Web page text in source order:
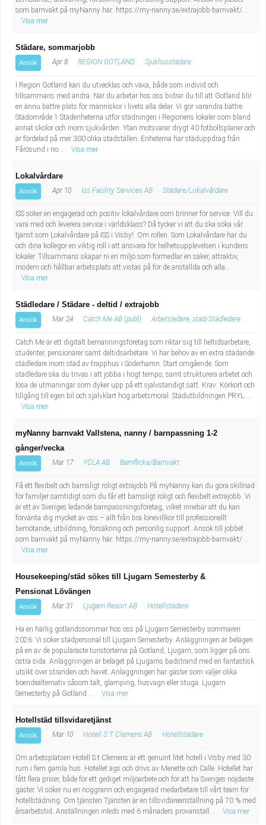
som barnvakt på myNanny här: https://my-nanny.se/extrajobb-barnvakt/...
Visa mer
Städare, sommarjobb
Ansök Apr 8 REGION GOTLAND Sjukhusstädare
I Region Gotland kan du utvecklas och växa, både som individ och
tillsammans med andra. När du arbetar hos oss bidrar du till att Gotland blir
en ännu bättre plats för människor i livets alla delar. Vi gör varandra bättre.
Städområde 1 Städenheterna utför städningen i Regionens lokaler som bland
annat skolor och inom sjukvården. Ytan motsvarar drygt 40 fotbollsplaner och
är fördelad på mer 300 olika städställen. Enheterna har städuppdrag från
Fårösund i no...
Visa mer
Lokalvårdare
Ansök Apr 10 Iss Facility Services AB Städare/Lokalvårdare
ISS söker en engagerad och positiv lokalvårdare som brinner för service. Vill du
vara med och leverera service i världsklass? Då tycker vi att du ska söka vår
tjänst som Lokalvårdare på ISS i Visby! Om rollen Som Lokalvårdare har du
och dina kollegor en viktig roll i att ansvara för helhetsupplevelsen i kundens
lokaler. Tillsammans skapar ni en miljö som förmedlar en säker, attraktiv,
modern och hållbar arbetsplats att vistas på för de anställda och alla...
Visa mer
Städledare / Städare - deltid / extrajobb
Ansök Mar 24 Catch Me AB (publ) Arbetsledare, städ/Städledare
Catch Me är ett digitalt bemanningsföretag som riktar sig till heltidsarbetare,
studenter, pensionärer samt deltidsarbetare. Vi har behov av en extra städande
städledare inom städ av trapphus i Söderhamn. Start omgående. Som
städledare ska du trivas i att jobba i högt tempo, samt strukturera arbetet och
lösa de utmaningar som dyker upp på ett självständigt sätt. Krav: Körkort och
tillgång till egen bil och självklart hög arbetsmoral. Städutbildningen PRYL ...
Visa mer
myNanny barnvakt Vallstena, nanny / barnpassning 1-2
gånger/vecka
Ansök Mar 17 YCLA AB Barnflicka/Barnvakt
Få ett flexibelt och barnsligt roligt extrajobb På myNanny kan du göra skillnad
för familjer samtidigt som du får ett barnsligt roligt och flexibelt extrajobb. Vi
är ett av Sveriges ledande barnpassningsföretag, vilket innebär att du kan
förvänta dig mycket av oss – allt från bra lönevillkor till professionellt
bemötande, utbildning, försäkring och personlig support. Ansök till jobbet
som barnvakt på myNanny här: https://my-nanny.se/extrajobb-barnvakt/...
Visa mer
Housekeeping/städ sökes till Ljugarn Semesterby &
Pensionat Lövängen
Ansök Mar 31 Ljugarn Resort AB Hotellstädare
Ha en härlig gotlandssommar hos oss på Ljugarn Semesterby sommaren
2026. Vi söker städpersonal till Ljugarn Semesterby. Anläggningen är belägen
på en av de populäraste turistorterna på Gotland, Ljugarn, som ligger på öns
östra sida. Anläggningen är beläget på Ljugarns badstrand med en fantastisk
utsikt över stranden och havet. Anläggningen har gäster som väljer olika
boendealternativ såsom tält, glamping, husvagn eller stuga. Ljugarn
Semesterby på Gotland ...
Visa mer
Hotellstäd tillsvidaretjänst
Ansök Mar 10 Hotell S:T Clemens AB Hotellstädare
Om arbetsplatsen Hotell S:t Clemens är ett genuint litet hotell i Visby med 30
rum i fem gamla hus. Hotellet ägs och drivs av Menette och Calle. Hotellet har
fått flera priser, både för ett gediget miljöarbete och för att ha Sveriges nöjdaste
gäster. Vi söker nu en noggrann och engagerad medarbetare till vårt team för
hotellstädning. Om tjänsten Tjänsten är en tillsvidareanställning på 70 % med
årsarbetstid. Anställningen inleds med 6 månaders provanställ...
Visa mer